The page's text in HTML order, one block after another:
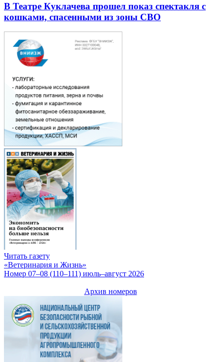
В Театре Куклачева прошел показ спектакля с
кошками, спасенными из зоны СВО
Читать газету
«Ветеринария и Жизнь»
Номер 07–08 (110–111) июль–август 2026
Архив номеров